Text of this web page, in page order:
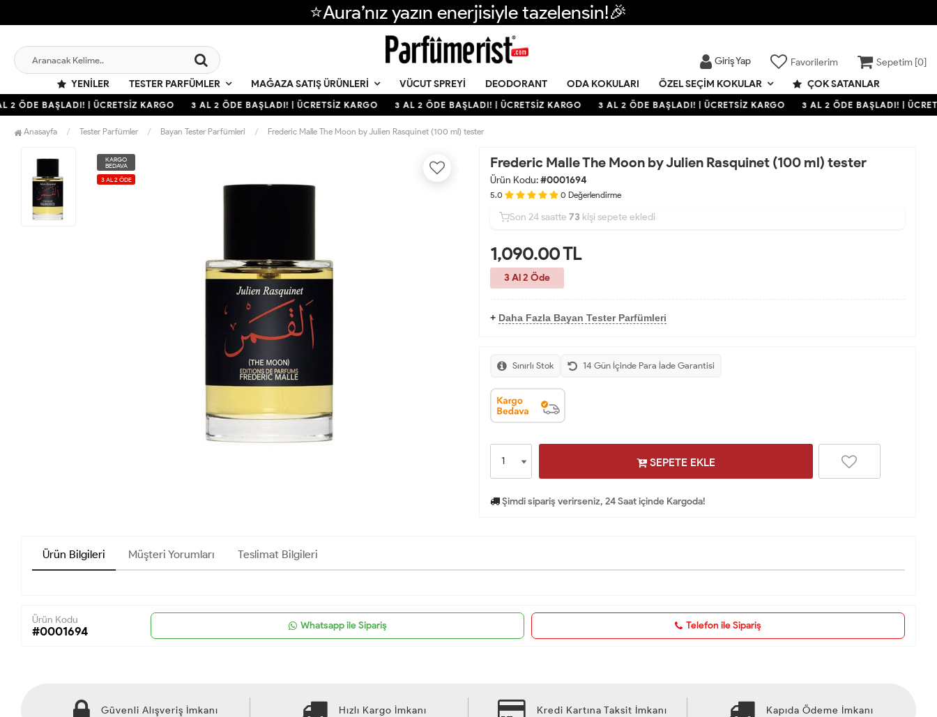
⭐Aura’nız yazın enerjisiyle tazelensin!🎉
Giriş Yap Favorilerim Sepetim [0]
YENILER
TESTER PARFÜMLER MAĞAZA SATIŞ ÜRÜNLERI VÜCUT SPREYI DEODORANT ODA KOKULARI ÖZEL SEÇIM KOKULAR ÇOK SATANLAR
ÖDE BAŞLADI! | ÜCRETSİZ KARGO 3 AL 2 ÖDE BAŞLADI! | ÜCRETSİZ KARGO 3 AL 2 ÖDE BAŞLADI! | ÜCRETSİZ KARGO 3 AL 2 ÖDE BAŞLADI! | ÜCRETSİZ KARGO 3 AL 2 ÖDE BAŞLADI! |
Anasayfa Tester Parfümler Bayan Tester Parfümleri Frederic Malle The Moon by Julien Rasquinet (100 ml) tester
KARGO
BEDAVA
3 AL 2 ÖDE
Frederic Malle The Moon by Julien Rasquinet (100 ml) tester
Ürün Kodu:#0001694
5.0 0 Değerlendirme
34 73
Son 24 saatte 21kişi satın aldı
1,090.00TL
3 Al 2 Öde
+ Daha Fazla Bayan Tester Parfümleri
Sınırlı Stok 14 Gün İçinde Para İade Garantisi
SEPETE EKLE
Şimdi sipariş verirseniz, 24 Saat içinde Kargoda!
Ürün Bilgileri Müşteri Yorumları Teslimat Bilgileri
Ürün Kodu
#0001694 Whatsapp ile Sipariş Telefon ile Sipariş
Güvenli Alışveriş İmkanı Hızlı Kargo İmkanı Kredi Kartına Taksit İmkanı Kapıda Ödeme İmkanı